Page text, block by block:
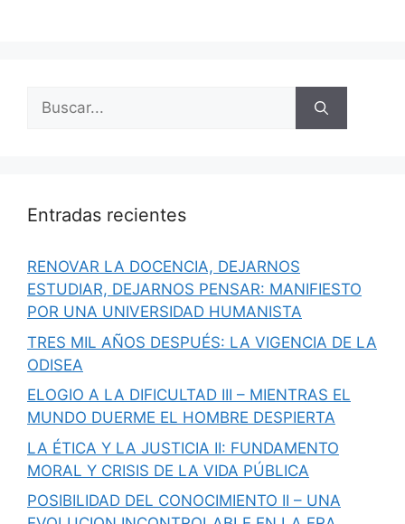
Buscar:
Entradas recientes
RENOVAR LA DOCENCIA, DEJARNOS
ESTUDIAR, DEJARNOS PENSAR: MANIFIESTO
POR UNA UNIVERSIDAD HUMANISTA
TRES MIL AÑOS DESPUÉS: LA VIGENCIA DE LA
ODISEA
ELOGIO A LA DIFICULTAD III – MIENTRAS EL
MUNDO DUERME EL HOMBRE DESPIERTA
LA ÉTICA Y LA JUSTICIA II: FUNDAMENTO
MORAL Y CRISIS DE LA VIDA PÚBLICA
POSIBILIDAD DEL CONOCIMIENTO II – UNA